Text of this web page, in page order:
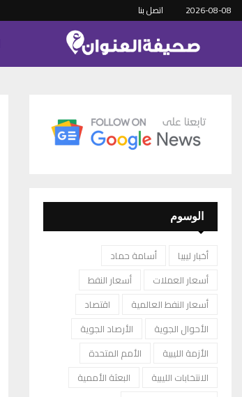
2026-08-08 اتصل بنا
الوسوم
أخبار ليبيا
أسامة حماد
أسعار العملات
أسعار النفط
أسعار النفط العالمية
اقتصاد
الأحوال الجوية
الأرصاد الجوية
الأزمة الليبية
الأمم المتحدة
الانتخابات الليبية
البعثة الأممية